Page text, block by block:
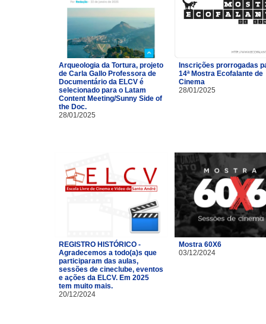
Arqueologia da Tortura, projeto
de Carla Gallo Professora de
Documentário da ELCV é
selecionado para o Latam
Content Meeting/Sunny Side of
the Doc.
28/01/2025
Inscrições prorrogadas
14ª Mostra Ecofalante de
Cinema
28/01/2025
REGISTRO HISTÓRICO -
Agradecemos a todo(a)s que
participaram das aulas,
sessões de cineclube, eventos
e ações da ELCV. Em 2025
tem muito mais.
20/12/2024
Mostra 60X6
03/12/2024